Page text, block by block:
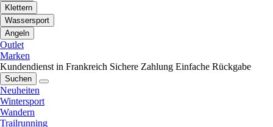
Klettern
Wassersport
Angeln
Outlet
Marken
Kundendienst in Frankreich Sichere Zahlung Einfache Rückgabe
Suchen
Neuheiten
Wintersport
Wandern
Trailrunning